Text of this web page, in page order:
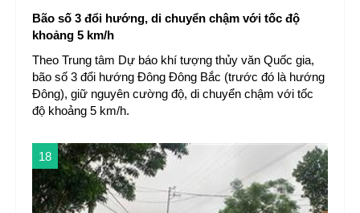
Bão số 3 đổi hướng, di chuyển chậm với tốc độ
khoảng 5 km/h
Theo Trung tâm Dự báo khí tượng thủy văn Quốc gia,
bão số 3 đổi hướng Đông Đông Bắc (trước đó là hướng
Đông), giữ nguyên cường độ, di chuyển chậm với tốc
độ khoảng 5 km/h.
18